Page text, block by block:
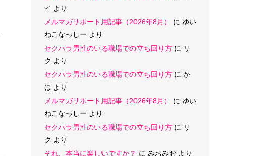
イ より
メルマガサポート用記事（2026年8月）
に ゆい
ねこなっしー より
セクハラ男性のいる職場での立ち回り方 に リ
ク より
セクハラ男性のいる職場での立ち回り方 に か
ほ より
メルマガサポート用記事（2026年8月）
に ゆい
ねこなっしー より
セクハラ男性のいる職場での立ち回り方 に リ
ク より
それ、本当に楽しいですか？ に みおみお より